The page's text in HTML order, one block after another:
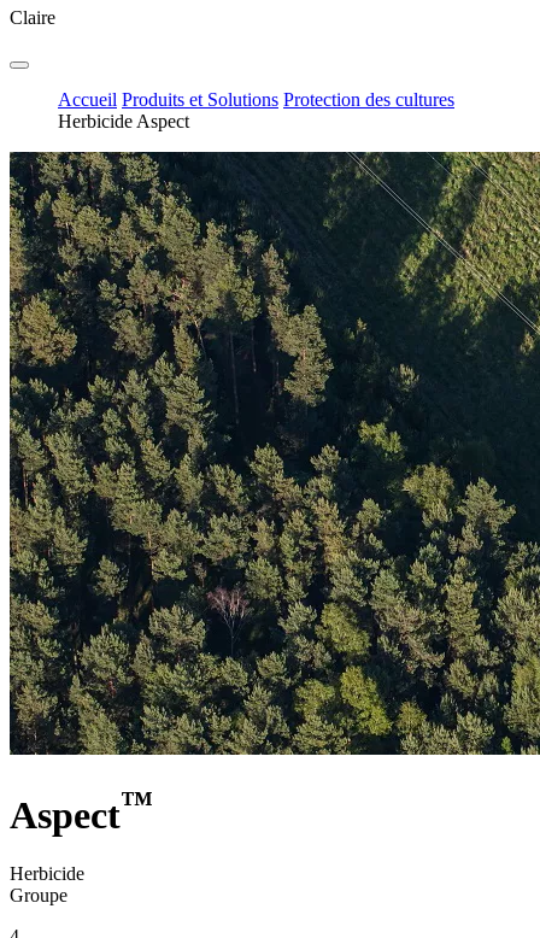
Claire
Accueil Produits et Solutions Protection des cultures
Herbicide Aspect
Aspect™
Herbicide
Groupe